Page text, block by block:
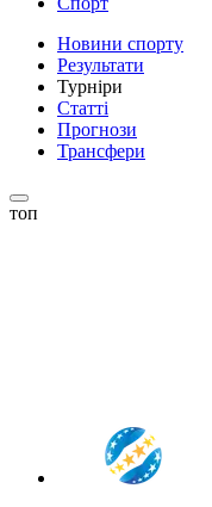
Новини спорту
Результати
Турніри
Статті
Прогнози
Трансфери
топ